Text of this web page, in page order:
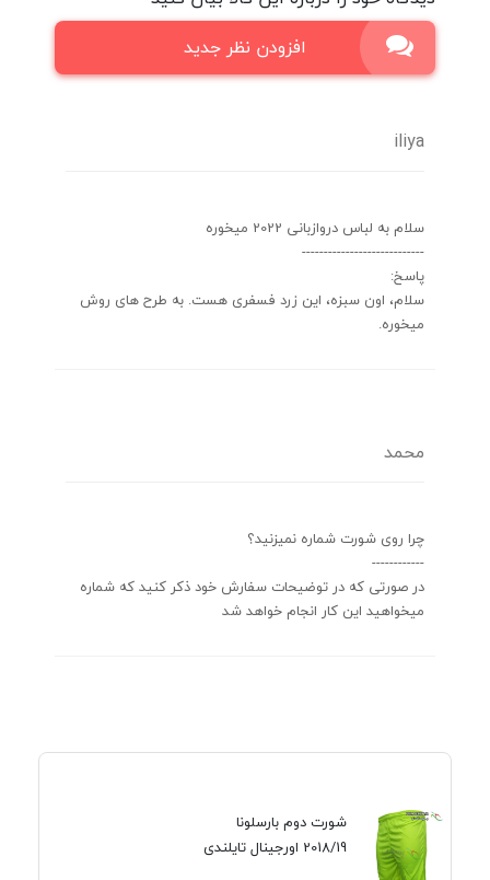
افزودن نظر جدید
iliya
سلام به لباس دروازبانی 2022 میخوره
----------------------------
پاسخ:
سلام، اون سبزه، این زرد فسفری هست. به طرح های روش
میخوره.
محمد
چرا روی شورت شماره نمیزنید؟
------------
در صورتی که در توضیحات سفارش خود ذکر کنید که شماره
میخواهید این کار انجام خواهد شد
شورت دوم بارسلونا
2018/19 اورجینال تایلندی